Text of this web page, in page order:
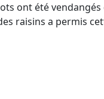
ont été
raisins a permis